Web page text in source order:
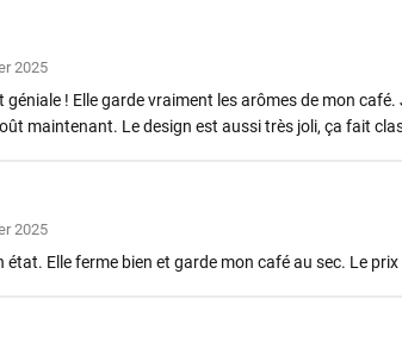
2025
! Elle garde vraiment les arômes de mon
maintenant. Le design est aussi très joli, ça fait
2025
état. Elle ferme bien et garde mon café au sec. Le